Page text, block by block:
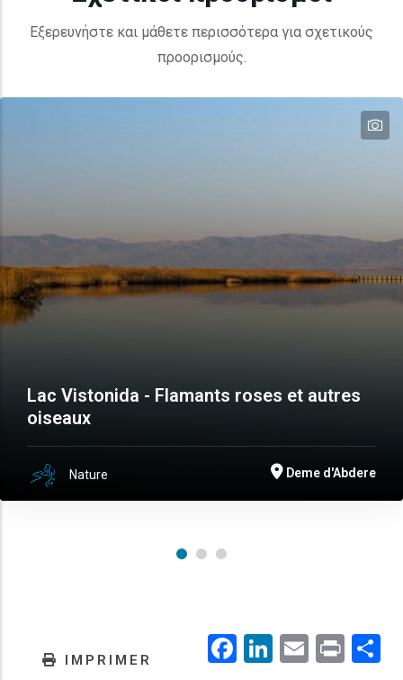
Εξερευνήστε και μάθετε περισσότερα για σχετικούς
προορισμούς.
Lac Vistonida - Flamants roses et autres
oiseaux
Nature Deme d'Abdere
IMPRIMER Facebook
LinkedIn
EmailPrint